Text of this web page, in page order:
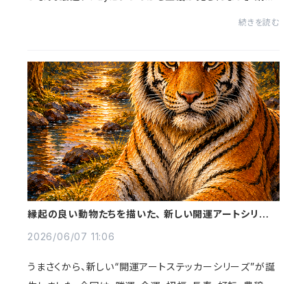
続きを読む
縁起の良い動物たちを描いた、 新しい開運アートシリー
2026/06/07 11:06
うまさくから、新しい“開運アートステッカーシリーズ”が誕